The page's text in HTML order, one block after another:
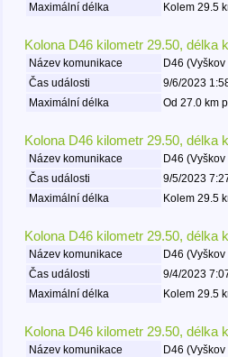
Maximální délka
Kolem 29.5
Kolona D46 kilometr 29.50, délka
Název komunikace
D46
Čas události
9/6/2023
Maximální délka
Od 27.0 km
Kolona D46 kilometr 29.50, délka
Název komunikace
D46
Čas události
9/5/2023
Maximální délka
Kolem 29.5
Kolona D46 kilometr 29.50, délka
Název komunikace
D46
Čas události
9/4/2023
Maximální délka
Kolem 29.5
Kolona D46 kilometr 29.50, délka
Název komunikace
D46